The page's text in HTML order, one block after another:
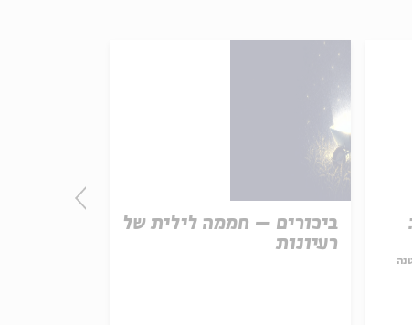
ביכורים – חממה לילית של
רעיונות